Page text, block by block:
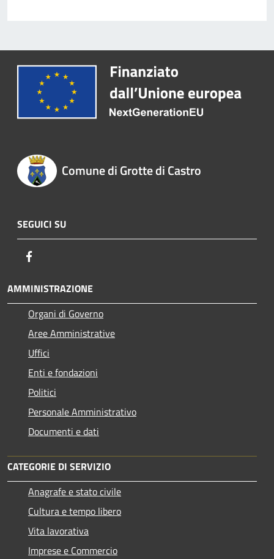
Comune di Grotte di Castro
SEGUICI SU
AMMINISTRAZIONE
Organi di Governo
Aree Amministrative
Uffici
Enti e fondazioni
Politici
Personale Amministrativo
Documenti e dati
CATEGORIE DI SERVIZIO
Anagrafe e stato civile
Cultura e tempo libero
Vita lavorativa
Imprese e Commercio